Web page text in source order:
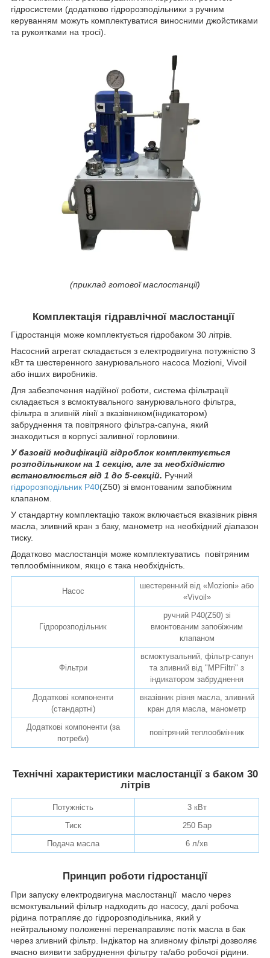
гідросистеми (додатково гідророзподільники з ручним
керуванням можуть комплектуватися виносними джойстиками
та рукоятками на тросі).
(приклад готової маслостанції)
Комплектація гідравлічної маслостанції
Гідростанція може комплектується гідробаком 30 літрів.
Насосний агрегат складається з електродвигуна потужністю 3
кВт та шестеренного занурювального насоса Mozioni, Vivoil
або інших виробників.
Для забезпечення надійної роботи, система фільтрації
складається з всмоктувального занурювального фільтра,
фільтра в зливній лінії з вказівником(індикатором)
забруднення та повітряного фільтра-сапуна, який
знаходиться в корпусі заливної горловини.
У базовій модифікацій гідроблок комплектується
розподільником на 1 секцію, але за необхідністю
встановлюється від 1 до 5-секцій. Ручний
гідророзподільник Р40(Z50) зі вмонтованим запобіжним
клапаном.
У стандартну комплектацію також включається вказівник рівня
масла, зливний кран з баку, манометр на необхідний діапазон
тиску.
Додатково маслостанція може комплектуватись повітряним
теплообмінником, якщо є така необхідність.
Насос
шестеренний від «Mozioni» або
«Vivoil»
Гідророзподільник
ручний Р40(Z50) зі
вмонтованим запобіжним
клапаном
Фільтри
всмоктувальний, фільтр-сапун
та зливний від "MPFiltri" з
індикатором забруднення
Додаткові компоненти
(стандартні)
вказівник рівня масла, зливний
кран для масла, манометр
Додаткові компоненти (за
потреби)
повітряний теплообмінник
Технічні характеристики маслостанції з баком 30
літрів
Потужність
3 кВт
Тиск
250 Бар
Подача масла
6 л/хв
Принцип роботи гідростанції
При запуску електродвигуна маслостанції масло через
всмоктувальний фільтр надходить до насосу, далі робоча
рідина потрапляє до гідророзподільника, який у
нейтральному положенні перенаправляє потік масла в бак
через зливний фільтр. Індікатор на зливному фільтрі дозволяє
вчасно виявити забруднення фільтру та/або робочої рідини.